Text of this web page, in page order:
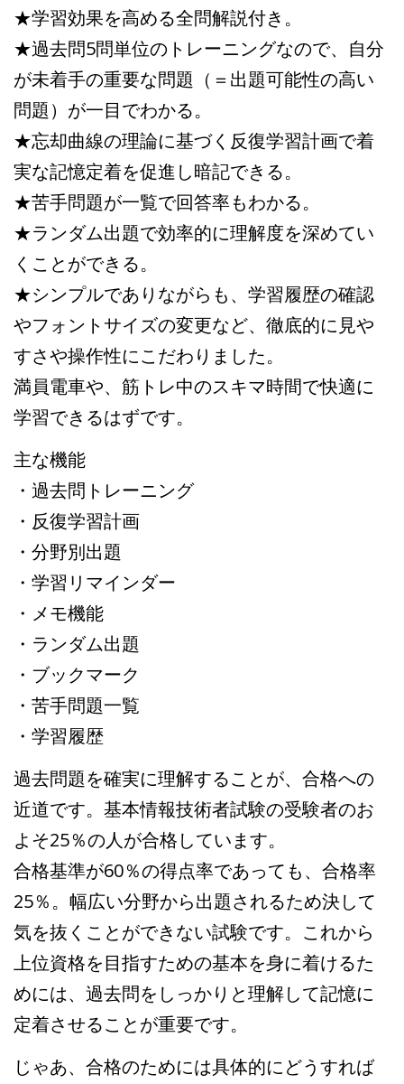
★学習効果を高める全問解説付き。
★過去問5問単位のトレーニングなので、自分
が未着手の重要な問題（＝出題可能性の高い
問題）が一目でわかる。
★忘却曲線の理論に基づく反復学習計画で着
実な記憶定着を促進し暗記できる。
★苦手問題が一覧で回答率もわかる。
★ランダム出題で効率的に理解度を深めてい
くことができる。
★シンプルでありながらも、学習履歴の確認
やフォントサイズの変更など、徹底的に見や
すさや操作性にこだわりました。
満員電車や、筋トレ中のスキマ時間で快適に
学習できるはずです。
主な機能
・過去問トレーニング
・反復学習計画
・分野別出題
・学習リマインダー
・メモ機能
・ランダム出題
・ブックマーク
・苦手問題一覧
・学習履歴
過去問題を確実に理解することが、合格への
近道です。基本情報技術者試験の受験者のお
よそ25％の人が合格しています。
合格基準が60％の得点率であっても、合格率
25％。幅広い分野から出題されるため決して
気を抜くことができない試験です。これから
上位資格を目指すための基本を身に着けるた
めには、過去問をしっかりと理解して記憶に
定着させることが重要です。
じゃあ、合格のためには具体的にどうすれば